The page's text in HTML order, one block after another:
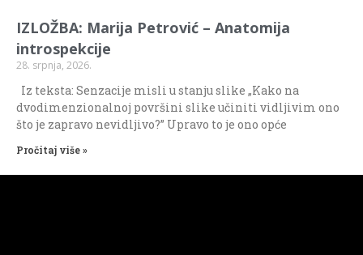
IZLOŽBA: Marija Petrović – Anatomija
introspekcije
28. srpnja, 2026.
Iz teksta: Senzacije misli u stanju slike „Kako na
dvodimenzionalnoj površini slike učiniti vidljivim ono
što je zapravo nevidljivo?” Upravo to je ono opće
Pročitaj više »